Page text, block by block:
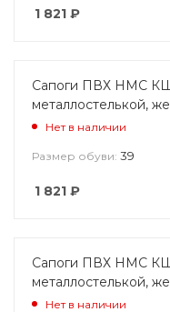
1 821 ₽
Сапоги ПВХ НМС
металлостелькой,
Нет в наличии
Размер обуви: 39
1 821 ₽
Сапоги ПВХ НМС
металлостелькой,
Нет в наличии